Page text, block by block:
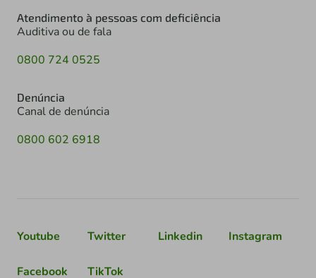
Atendimento à pessoas com deficiência
Auditiva ou de fala
0800 724 0525
Denúncia
Canal de denúncia
0800 602 6918
Youtube Twitter Linkedin Instagram
Facebook TikTok